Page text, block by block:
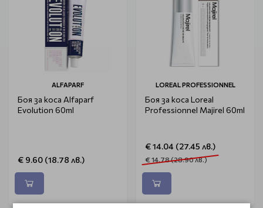
ALFAPARF
Боя за коса Alfaparf
Evolution 60ml
€ 9.60 (18.78 лв.)
LOREAL PROFESSIONNEL
Боя за коса Loreal
Professionnel Majirel 60ml
€ 14.04 (27.45 лв.)
€ 14.78 (28.90 лв.)